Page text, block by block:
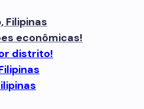
Filipinas
econômicas!
distrito!